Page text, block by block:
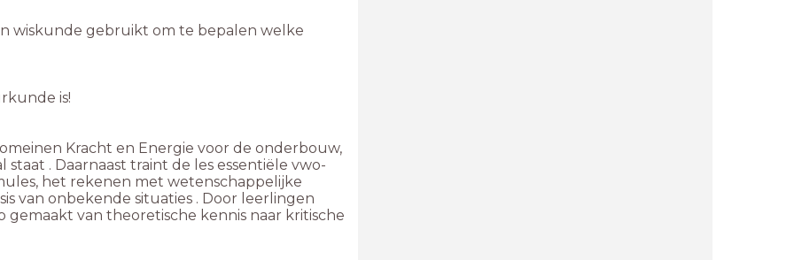
wiskunde gebruikt om te bepalen welke
is!
Kracht en Energie voor de onderbouw,
staat . Daarnaast traint de les essentiële vwo-
het rekenen met wetenschappelijke
van onbekende situaties . Door leerlingen
van theoretische kennis naar kritische